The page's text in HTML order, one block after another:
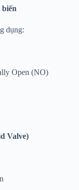
biến
dụng:
Open (NO)
Valve)